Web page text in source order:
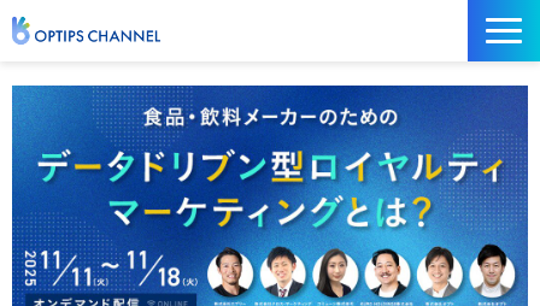
記事
お役立ち資料
イベント
サービス／ツール